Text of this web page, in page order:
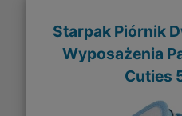
Starpak Piórnik
Wyposażenia
Cuties